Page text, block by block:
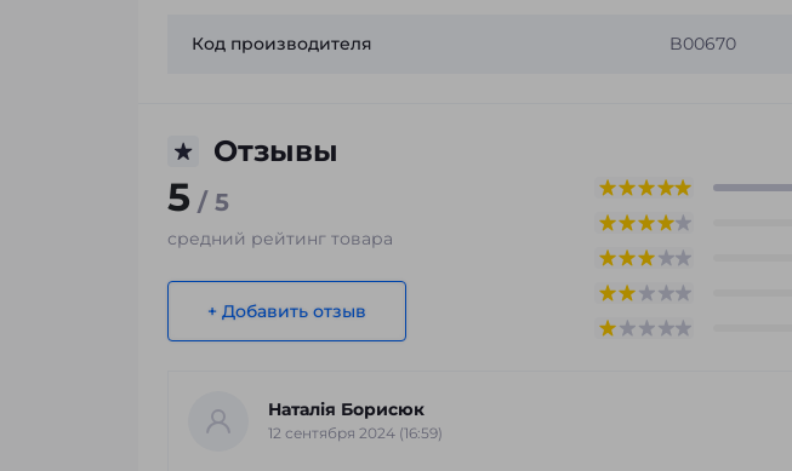
Код производителя B00670
Отзывы
5 / 5
средний рейтинг товара
+ Добавить отзыв
Наталія Борисюк
12 сентября 2024 (16:59)